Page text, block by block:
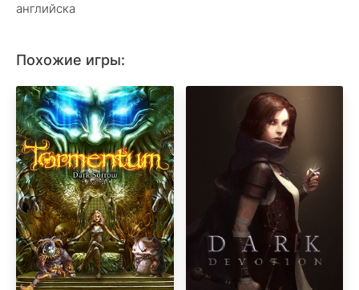
английска
Похожие игры: